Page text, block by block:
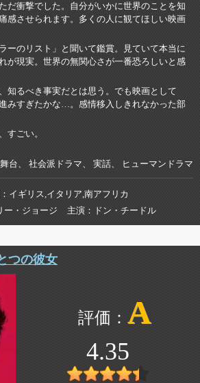
だ衝撃でした。自分がいかに世界のことを知
感させられます。多くの人に観てほしい映画
ーのリスト」と聞いて鑑賞。見ていて本当に
が現実。世界の無関心さが一番恐ろしいと感
知るべき事実だとは思う。でも映画として
みすぎたかな…。感情移入しきれなかった部
すごい。
台、 社会派ドラマ、 実話、 ヒューマンドラマ
イギリス,イタリア,南アフリカ
ー・ジョージ 主演 ドン・チードル
つの彼女
A
4.35